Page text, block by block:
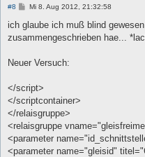
#8
B
i
t
r
Mi 8. Aug 2012, 21:32:58
ich glaube ich muß blind
zusammengeschrieben hae...
Neuer Versuch:
</script>
</scriptcontainer>
</relaisgruppe>
<relaisgruppe
<parameter
<parameter name="gleisid"